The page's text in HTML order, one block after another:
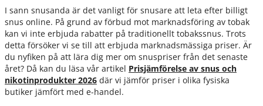
I sann snusanda är det vanligt för snusare att leta efter billigt
snus online. På grund av förbud mot marknadsföring av tobak
kan vi inte erbjuda rabatter på traditionellt tobakssnus. Trots
detta försöker vi se till att erbjuda marknadsmässiga priser. Är
du nyfiken på att lära dig mer om snuspriser från det senaste
året? Då kan du läsa vår artikel Prisjämförelse av snus och
nikotinprodukter 2026 där vi jämför priser i olika fysiska
butiker jämfört med e-handel.